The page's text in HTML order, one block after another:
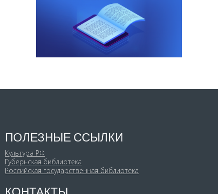
ПОЛЕЗНЫЕ ССЫЛКИ
Культура РФ
Губернская библиотека
Российская государственная библиотека